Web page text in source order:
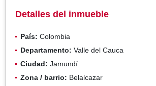
Detalles del inmueble
País: Colombia
Departamento: Valle del Cauca
Ciudad: Jamundí
Zona / barrio: Belalcazar